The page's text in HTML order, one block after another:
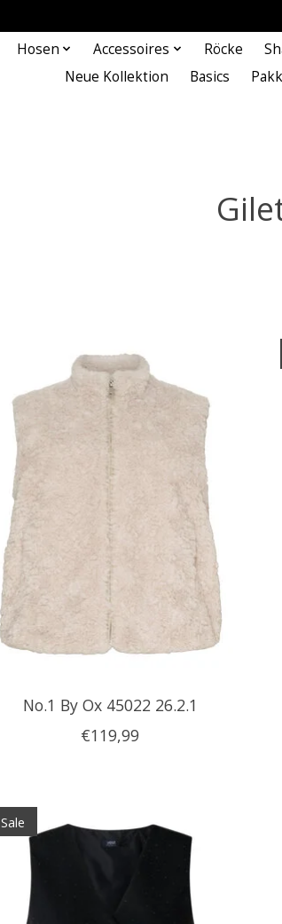
Hosen Accessoires Röcke
Neue Kollektion
Basics
No.1 By Ox 45022 26.2.1
€119,99
Sale